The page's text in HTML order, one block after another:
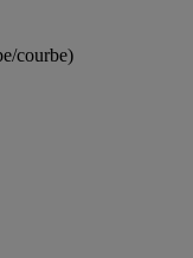
courbe)